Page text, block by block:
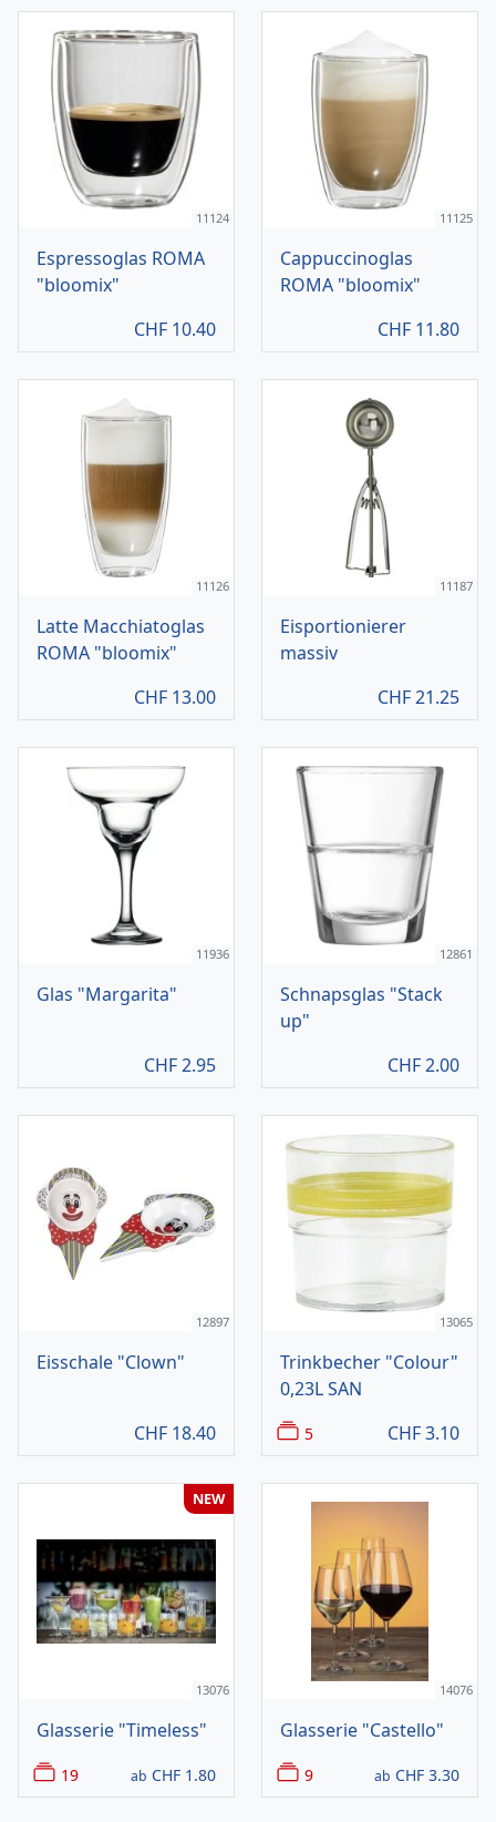
11124
Espressoglas ROMA
"bloomix"
CHF 10.40
11125
Cappuccinoglas
ROMA "bloomix"
CHF 11.80
11126
Latte Macchiatoglas
ROMA "bloomix"
CHF 13.00
11187
Eisportionierer
massiv
CHF21.25
11936
Glas "Margarita"
CHF2.95
12861
Schnapsglas "Stack
up"
CHF2.00
12897
Eisschale "Clown"
CHF 18.40
13065
Trinkbecher "Colour"
0,23L SAN
5 CHF3.10
13076
Glasserie "Timeless"
19 ab CHF 1.80
NEW
14076
Glasserie "Castello"
9 ab CHF 3.30